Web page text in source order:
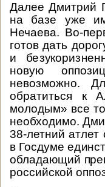
Далее Дмитрий
на базе уже
Нечаева. Во-
готов дать
и
новую
невозможно.
обратиться к
молодым» все
необходимо.
38-летний
в Госдуме
обладающий
российской